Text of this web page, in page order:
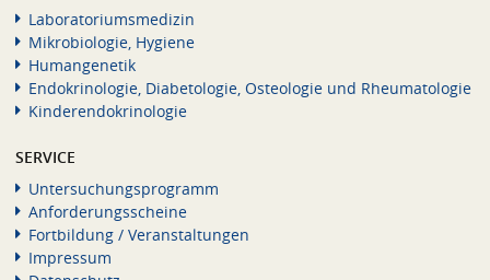
Laboratoriumsmedizin
Mikrobiologie, Hygiene
Humangenetik
Endokrinologie, Diabetologie, Osteologie und Rheumatologie
Kinderendokrinologie
SERVICE
Untersuchungsprogramm
Anforderungsscheine
Fortbildung / Veranstaltungen
Impressum